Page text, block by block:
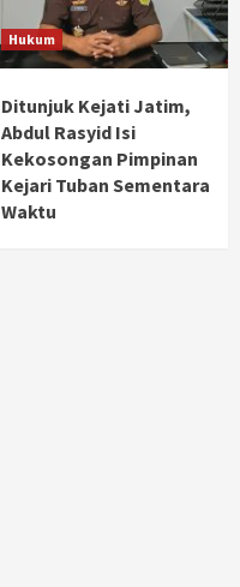
Hukum
Ditunjuk Kejati Jatim,
Abdul Rasyid Isi
Kekosongan Pimpinan
Kejari Tuban Sementara
Waktu